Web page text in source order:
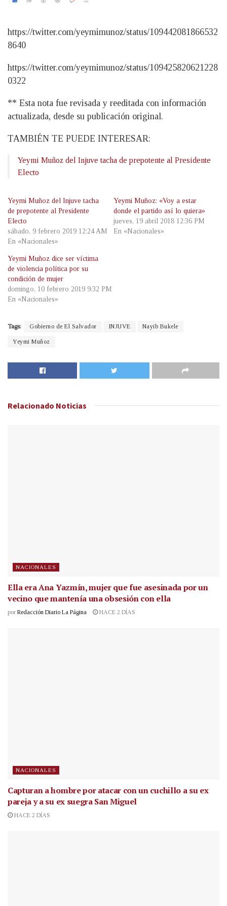
https://twitter.com/yeymimunoz/status/109442081866532
8640
https://twitter.com/yeymimunoz/status/109425820621228
0322
** Esta nota fue revisada y reeditada con información
actualizada, desde su publicación original.
TAMBIÉN TE PUEDE INTERESAR:
Yeymi Muñoz del Injuve tacha de prepotente al Presidente
Electo
Yeymi Muñoz del Injuve tacha
de prepotente al Presidente
Electo
sábado, 9 febrero 2019 12:24 AM
En «Nacionales»
Yeymi Muñoz: «Voy a estar
donde el partido así lo quiera»
jueves, 19 abril 2018 12:36 PM
En «Nacionales»
Yeymi Muñoz dice ser víctima
de violencia política por su
condición de mujer
domingo, 10 febrero 2019 9:32 PM
En «Nacionales»
Tags: Gobierno de El Salvador INJUVE Nayib Bukele
Yeymi Muñoz
Relacionado Noticias
NACIONALES
Ella era Ana Yazmín, mujer que fue asesinada por un
vecino que mantenía una obsesión con ella
por Redacción Diario La Página HACE 2 DÍAS
NACIONALES
Capturan a hombre por atacar con un cuchillo a su ex
pareja y a su ex suegra San Miguel
HACE 2 DÍAS